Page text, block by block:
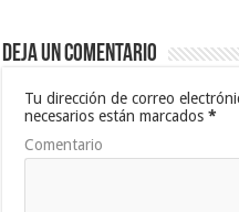
Deja un comentario
Tu dirección de correo
necesarios están marcados*
Comentario